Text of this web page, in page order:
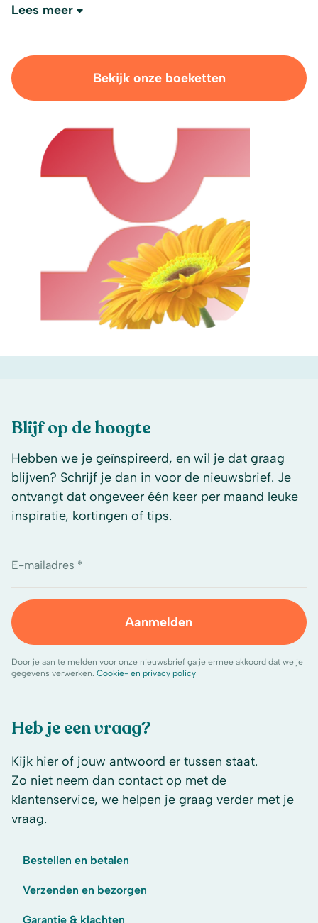
Lees meer
Bekijk onze boeketten
Heb je een vraag?
Kijk hier of jouw antwoord er tussen staat.
Zo niet neem dan contact op met de
klantenservice, we helpen je graag verder met je
vraag.
Bestellen en betalen
Verzenden en bezorgen
Garantie & klachten
Blijf op de hoogte
Hebben we je geïnspireerd, en wil je dat graag
blijven? Schrijf je dan in voor de nieuwsbrief. Je
ontvangt dat ongeveer één keer per maand leuke
inspiratie, kortingen of tips.
E-mailadres *
Aanmelden
Door je aan te melden voor onze nieuwsbrief ga je ermee akkoord dat we je
gegevens verwerken. Cookie- en privacy policy